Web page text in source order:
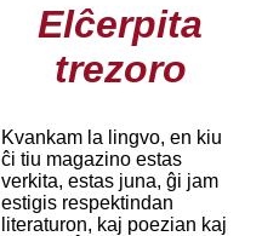
Elĉerpita
trezoro
Kvankam la lingvo, en kiu
ĉi tiu magazino estas
verkita, estas juna, ĝi jam
estigis respektindan
literaturon, kaj poezian kaj